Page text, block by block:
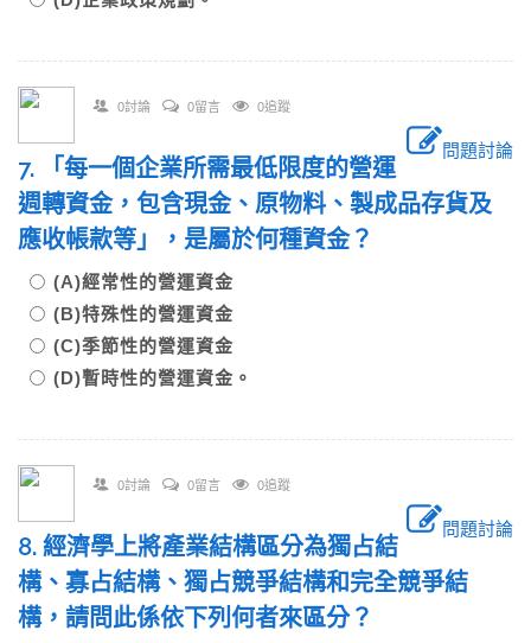
0討論 0留言 0追蹤
問題討論
7. 「每一個企業所需最低限度的營運
週轉資金，包含現金、原物料、製成品存貨及
應收帳款等」，是屬於何種資金？
(A)經常性的營運資金
(B)特殊性的營運資金
(C)季節性的營運資金
(D)暫時性的營運資金。
0討論 0留言 0追蹤
問題討論
8. 經濟學上將產業結構區分為獨占結
構、寡占結構、獨占競爭結構和完全競爭結
構，請問此係依下列何者來區分？